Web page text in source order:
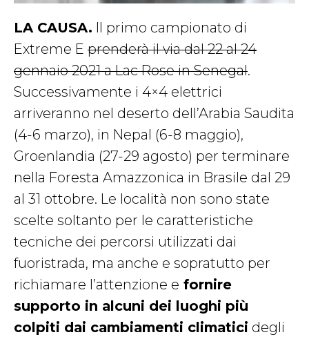
LA CAUSA. Il primo campionato di
Extreme E prenderà il via dal 22 al 24
gennaio 2021 a Lac Rose in Senegal.
Successivamente i 4×4 elettrici
arriveranno nel deserto dell’Arabia Saudita
(4-6 marzo), in Nepal (6-8 maggio),
Groenlandia (27-29 agosto) per terminare
nella Foresta Amazzonica in Brasile dal 29
al 31 ottobre. Le località non sono state
scelte soltanto per le caratteristiche
tecniche dei percorsi utilizzati dai
fuoristrada, ma anche e sopratutto per
richiamare l’attenzione e fornire
supporto in alcuni dei luoghi più
colpiti dai cambiamenti climatici degli